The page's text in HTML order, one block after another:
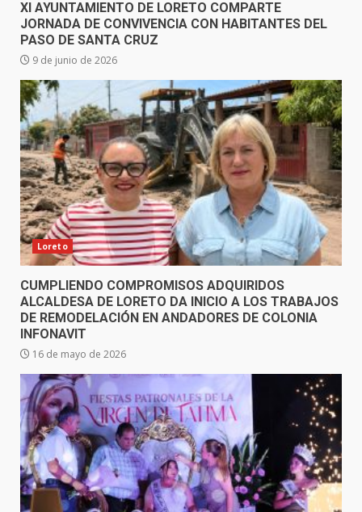
XI AYUNTAMIENTO DE LORETO COMPARTE
JORNADA DE CONVIVENCIA CON HABITANTES DEL
PASO DE SANTA CRUZ
9 de junio de 2026
Loreto
CUMPLIENDO COMPROMISOS ADQUIRIDOS
ALCALDESA DE LORETO DA INICIO A LOS TRABAJOS
DE REMODELACIÓN EN ANDADORES DE COLONIA
INFONAVIT
16 de mayo de 2026